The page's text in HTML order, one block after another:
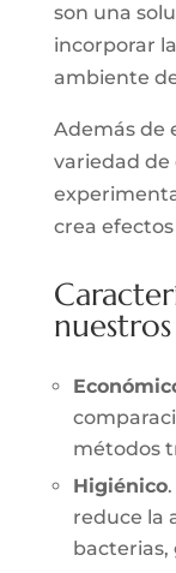
son una
incorporar
ambiente
Además de
variedad de
crea
métodos
Higiénico
reduce la
bacterias,